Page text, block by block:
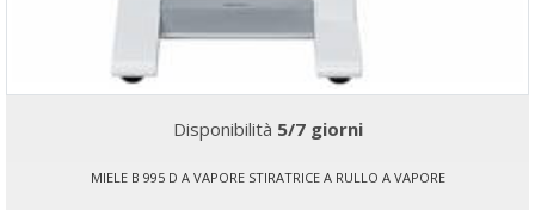
Disponibilità 5/7 giorni
MIELE B 995 D A VAPORE STIRATRICE A RULLO A VAPORE